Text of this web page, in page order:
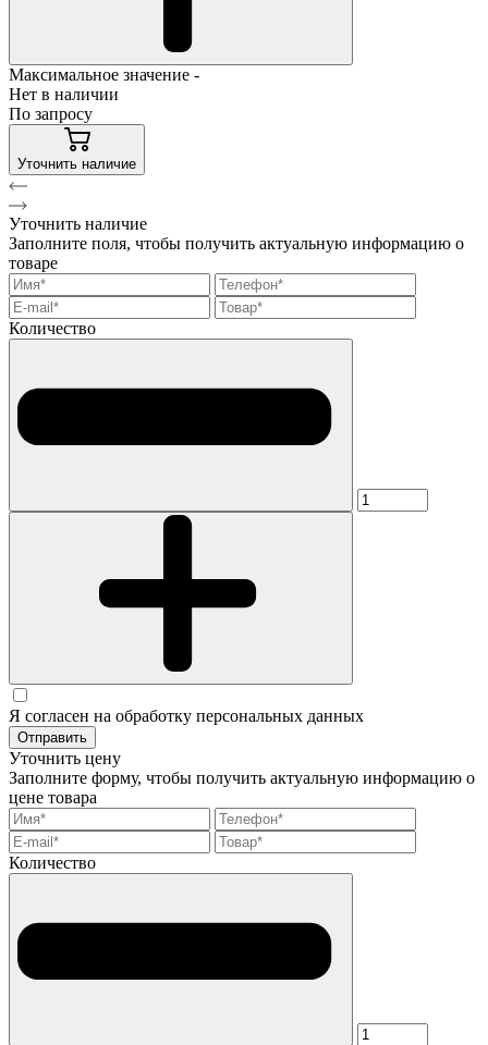
Максимальное значение -
Нет в наличии
По запросу
Уточнить наличие
Уточнить наличие
Заполните поля, чтобы получить актуальную информацию о
товаре
Количество
Я согласен на обработку персональных данных
Отправить
Уточнить цену
Заполните форму, чтобы получить актуальную информацию о
цене товара
Количество